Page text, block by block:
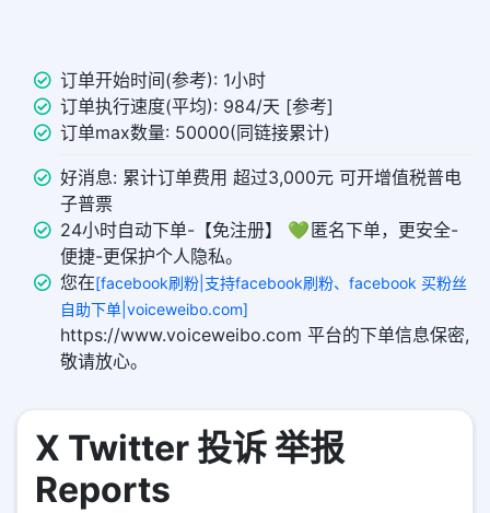
订单开始时间(参考): 1小时
订单执行速度(平均): 984/天 [参考]
订单max数量: 50000(同链接累计)
好消息: 累计订单费用 超过3,000元 可开增值税普电
子普票
24小时自动下单-【免注册】 💚 匿名下单，更安全-
便捷-更保护个人隐私。
您在[facebook刷粉|支持facebook刷粉、facebook 买粉丝
自助下单|voiceweibo.com]
https://www.voiceweibo.com 平台的下单信息保密,
敬请放心。
X Twitter 投诉 举报
Reports